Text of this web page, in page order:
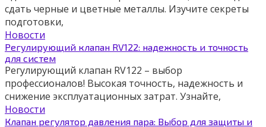
сдать черные и цветные металлы. Изучите секреты
подготовки,
Новости
Регулирующий клапан RV122: надежность и точность
для систем
Регулирующий клапан RV122 – выбор
профессионалов! Высокая точность, надежность и
снижение эксплуатационных затрат. Узнайте,
Новости
Клапан регулятор давления пара: Выбор для защиты и